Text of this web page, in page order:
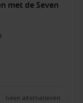
met de Seven
Geen alternatieven